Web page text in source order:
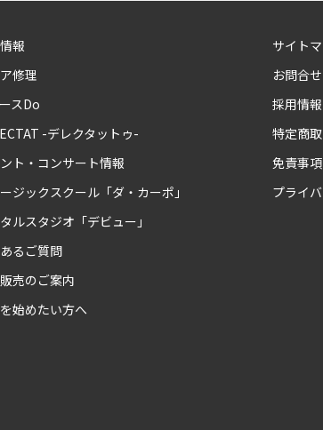
報
修理
スDo
-デレクタットゥ-
ト・コンサート情報
ジックスクール「ダ・カーポ」
ルスタジオ「デビュー」
るご質問
売のご案内
始めたい方へ
サイト
お問合せ
採用情報
特定商
免責事項
プライ